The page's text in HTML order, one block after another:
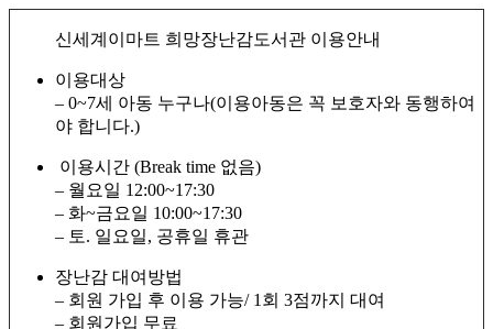
신세계이마트 희망장난감도서관 이용안내
이용대상
– 0~7세 아동 누구나(이용아동은 꼭 보호자와 동행하여
야 합니다.)
이용시간 (Break time 없음)
– 월요일 12:00~17:30
– 화~금요일 10:00~17:30
– 토. 일요일, 공휴일 휴관
장난감 대여방법
– 회원 가입 후 이용 가능/ 1회 3점까지 대여
– 회원가입 무료